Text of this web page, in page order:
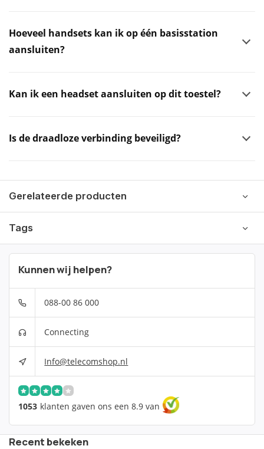
Hoeveel handsets kan ik op één basisstation
aansluiten?
Kan ik een headset aansluiten op dit toestel?
Is de draadloze verbinding beveiligd?
Gerelateerde producten
Tags
Kunnen wij helpen?
088-00 86 000
Connecting
Info@telecomshop.nl
1053 klanten gaven ons een 8.9 van
Recent bekeken